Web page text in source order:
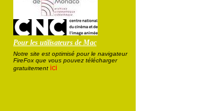
Pour les utilisateurs de Mac
Notre site est optimisé pour le navigateur
FireFox que vous pouvez télécharger
gratuitement ici